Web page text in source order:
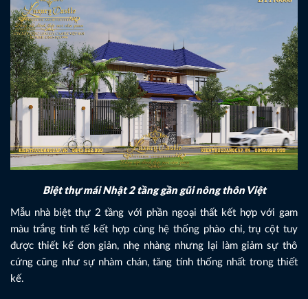
Biệt thự mái Nhật 2 tầng gần gũi nông thôn Việt
Mẫu nhà biệt thự 2 tầng với phần ngoại thất kết hợp với gam
màu trắng tinh tế kết hợp cùng hệ thống phào chỉ, trụ cột tuy
được thiết kế đơn giản, nhẹ nhàng nhưng lại làm giảm sự thô
cứng cũng như sự nhàm chán, tăng tính thống nhất trong thiết
kế.